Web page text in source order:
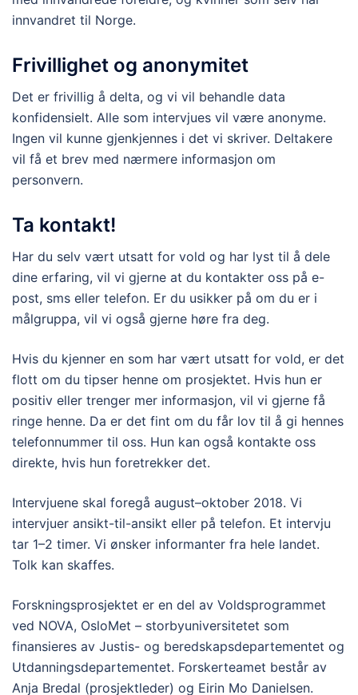
innvandret til Norge.
Frivillighet og anonymitet
Det er frivillig å delta, og vi vil behandle data
konfidensielt. Alle som intervjues vil være anonyme.
Ingen vil kunne gjenkjennes i det vi skriver. Deltakere
vil få et brev med nærmere informasjon om
personvern.
Ta kontakt!
Har du selv vært utsatt for vold og har lyst til å dele
dine erfaring, vil vi gjerne at du kontakter oss på e-
post, sms eller telefon. Er du usikker på om du er i
målgruppa, vil vi også gjerne høre fra deg.
Hvis du kjenner en som har vært utsatt for vold, er det
flott om du tipser henne om prosjektet. Hvis hun er
positiv eller trenger mer informasjon, vil vi gjerne få
ringe henne. Da er det fint om du får lov til å gi hennes
telefonnummer til oss. Hun kan også kontakte oss
direkte, hvis hun foretrekker det.
Intervjuene skal foregå august–oktober 2018. Vi
intervjuer ansikt-til-ansikt eller på telefon. Et intervju
tar 1–2 timer. Vi ønsker informanter fra hele landet.
Tolk kan skaffes.
Forskningsprosjektet er en del av Voldsprogrammet
ved NOVA, OsloMet – storbyuniversitetet som
finansieres av Justis- og beredskapsdepartementet og
Utdanningsdepartementet. Forskerteamet består av
Anja Bredal (prosjektleder) og Eirin Mo Danielsen.